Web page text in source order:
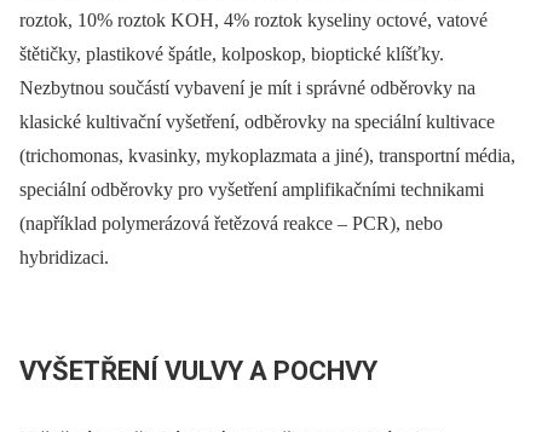
roztok, 10% roztok KOH, 4% roztok kyseliny octové, vatové
štětičky, plastikové špátle, kolposkop, bioptické klíšťky.
Nezbytnou součástí vybavení je mít i správné odběrovky na
klasické kultivační vyšetření, odběrovky na speciální kultivace
(trichomonas, kvasinky, mykoplazmata a jiné), transportní média,
speciální odběrovky pro vyšetření amplifikačními technikami
(například polymerázová řetězová reakce –⁠ PCR), nebo
hybridizaci.
VYŠETŘENÍ VULVY A POCHVY